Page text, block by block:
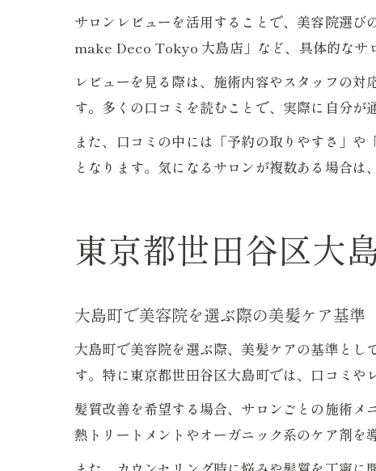
サロンレビューを活用することで、美容院選
make Deco Tokyo 大島店」など、具体的なサ
レビューを見る際は、施術内容やスタッフの
す。多くの口コミを読むことで、実際に自分が
また、口コミの中には「予約の取りやすさ」
となります。気になるサロンが複数ある場合は
東京都世田谷区大
大島町で美容院を選ぶ際の美髪ケア基準
大島町で美容院を選ぶ際、美髪ケアの基準と
す。特に東京都世田谷区大島町では、口コミや
髪質改善を希望する場合、サロンごとの施術
熱トリートメントやオーガニック系のケア剤を